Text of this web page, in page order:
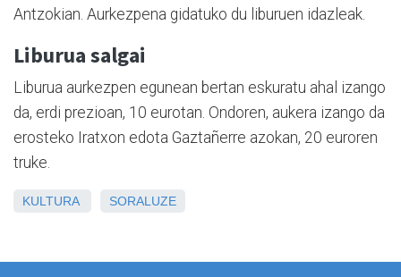
Antzokian. Aurkezpena gidatuko du liburuen idazleak.
Liburua salgai
Liburua aurkezpen egunean bertan eskuratu ahal izango
da, erdi prezioan, 10 eurotan. Ondoren, aukera izango da
erosteko Iratxon edota Gaztañerre azokan, 20 euroren
truke.
KULTURA SORALUZE